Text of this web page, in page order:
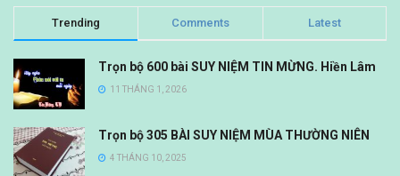
Trending Comments Latest
Trọn bộ 600 bài SUY NIỆM TIN MỪNG. Hiền Lâm
11 THÁNG 1, 2026
Trọn bộ 305 BÀI SUY NIỆM MÙA THƯỜNG NIÊN
4 THÁNG 10, 2025